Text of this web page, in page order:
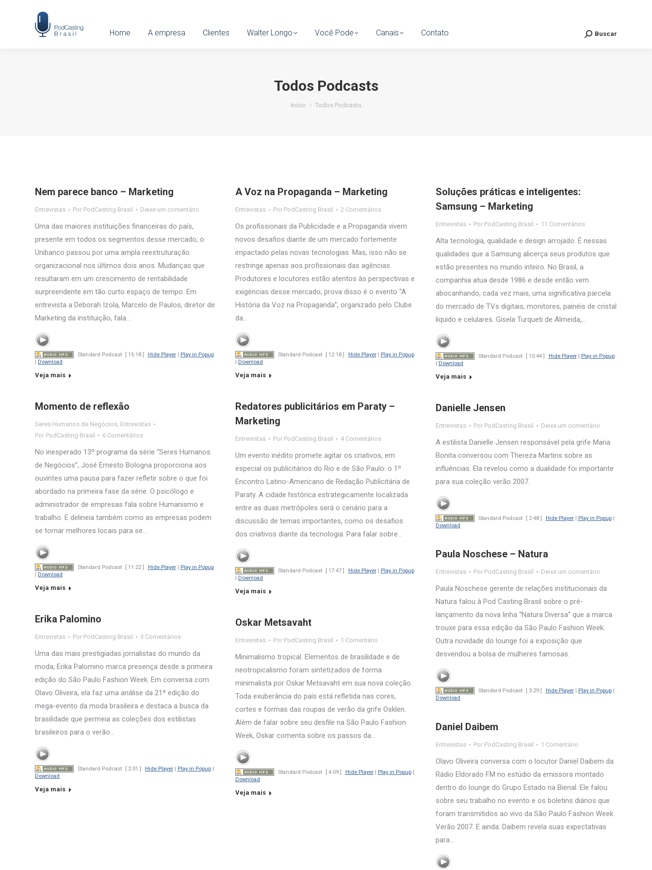
Home A empresa Clientes Walter Longo Você Pode Canais Contato Search:
Buscar
Todos Podcasts
Você está aqui:
Início Todos Podcasts
Nem parece banco – Marketing
Entrevistas Por PodCasting Brasil Deixe um comentário
Uma das maiores instituições financeiras do país,
presente em todos os segmentos desse mercado, o
Unibanco passou por uma ampla reestruturação
organizacional nos últimos dois anos. Mudanças que
resultaram em um crescimento de rentabilidade
surpreendente em tão curto espaço de tempo. Em
entrevista a Deborah Izola, Marcelo de Paulos, diretor de
Marketing da instituição, fala…
Standard Podcast [ 15:18 ] Hide Player| Play in Popup
Download
Veja mais
A Voz na Propaganda – Marketing
Entrevistas Por PodCasting Brasil 2 Comentários
Os profissionais da Publicidade e a Propaganda vivem
novos desafios diante de um mercado fortemente
impactado pelas novas tecnologias. Mas, isso não se
restringe apenas aos profissionais das agências.
Produtores e locutores estão atentos às perspectivas e
exigências desse mercado; prova disso é o evento “A
História da Voz na Propaganda”, organizado pelo Clube
da…
Standard Podcast [ 12:18 ] Hide Player| Play in Popup
Download
Veja mais
Soluções práticas e inteligentes:
Samsung – Marketing
Entrevistas Por PodCasting Brasil 11 Comentários
Alta tecnologia, qualidade e design arrojado. É nessas
qualidades que a Samsung alicerça seus produtos que
estão presentes no mundo inteiro. No Brasil, a
companhia atua desde 1986 e desde então vem
abocanhando, cada vez mais, uma significativa parcela
do mercado de TVs digitais, monitores, painéis de cristal
líquido e celulares. Gisela Turqueti de Almeida,…
Standard Podcast [ 10:44 ] Hide Player| Play in Popup
Download
Veja mais
Momento de reflexão
Seres Humanos de Negócios, Entrevistas
Por PodCasting Brasil 6 Comentários
No inesperado 13º programa da série “Seres Humanos
de Negócios”, José Ernesto Bologna proporciona aos
ouvintes uma pausa para fazer refletir sobre o que foi
abordado na primeira fase da série. O psicólogo e
administrador de empresas fala sobre Humanismo e
trabalho. E delineia também como as empresas podem
se tornar melhores locais para se…
Standard Podcast [ 11:22 ] Hide Player| Play in Popup
Download
Veja mais
Redatores publicitários em Paraty –
Marketing
Entrevistas Por PodCasting Brasil 4 Comentários
Um evento inédito promete agitar os criativos, em
especial os publicitários do Rio e de São Paulo: o 1º
Encontro Latino-Americano de Redação Publicitária de
Paraty. A cidade histórica estrategicamente localizada
entre as duas metrópoles será o cenário para a
discussão de temas importantes, como os desafios
dos criativos diante da tecnologia. Para falar sobre…
Standard Podcast [ 17:47 ] Hide Player| Play in Popup
Download
Veja mais
Danielle Jensen
Entrevistas Por PodCasting Brasil Deixe um comentário
A estilista Danielle Jensen responsável pela grife Maria
Bonita conversou com Thereza Martins sobre as
influências. Ela revelou como a dualidade foi importante
para sua coleção verão 2007.
Standard Podcast [ 2:48 ] Hide Player| Play in Popup|
Download
Paula Noschese – Natura
Entrevistas Por PodCasting Brasil Deixe um comentário
Paula Noschese gerente de relações institucionais da
Natura falou à Pod Casting Brasil sobre o pré-
lançamento da nova linha “Natura Diversa” que a marca
trouxe para essa edição da São Paulo Fashion Week.
Outra novidade do lounge foi a exposição que
desvendou a bolsa de mulheres famosas.
Standard Podcast [ 3:29 ] Hide Player| Play in Popup|
Download
Erika Palomino
Entrevistas Por PodCasting Brasil 3 Comentários
Uma das mais prestigiadas jornalistas do mundo da
moda, Erika Palomino marca presença desde a primeira
edição do São Paulo Fashion Week. Em conversa com
Olavo Oliveira, ela faz uma análise da 21ª edição do
mega-evento da moda brasileira e destaca a busca da
brasilidade que permeia as coleções dos estilistas
brasileiros para o verão…
Standard Podcast [ 2:01 ] Hide Player| Play in Popup|
Download
Veja mais
Oskar Metsavaht
Entrevistas Por PodCasting Brasil 1 Comentário
Minimalismo tropical. Elementos de brasilidade e de
neotropicalismo foram sintetizados de forma
minimalista por Oskar Metsavaht em sua nova coleção.
Toda exuberância do país está refletida nas cores,
cortes e formas das roupas de verão da grife Osklen.
Além de falar sobre seu desfile na São Paulo Fashion
Week, Oskar comenta sobre os passos da…
Standard Podcast [ 4:09 ] Hide Player| Play in Popup|
Download
Veja mais
Daniel Daibem
Entrevistas Por PodCasting Brasil 1 Comentário
Olavo Oliveira conversa com o locutor Daniel Daibem da
Rádio Eldorado FM no estúdio da emissora montado
dentro do lounge do Grupo Estado na Bienal. Ele falou
sobre seu trabalho no evento e os boletins diários que
foram transmitidos ao vivo da São Paulo Fashion Week
Verão 2007. E ainda: Daibem revela suas expectativas
para…
Home A empresa Clientes Walter Longo Você Pode Canais Contato Search:
Buscar